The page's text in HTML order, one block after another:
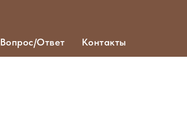
Вопрос/Ответ Контакты